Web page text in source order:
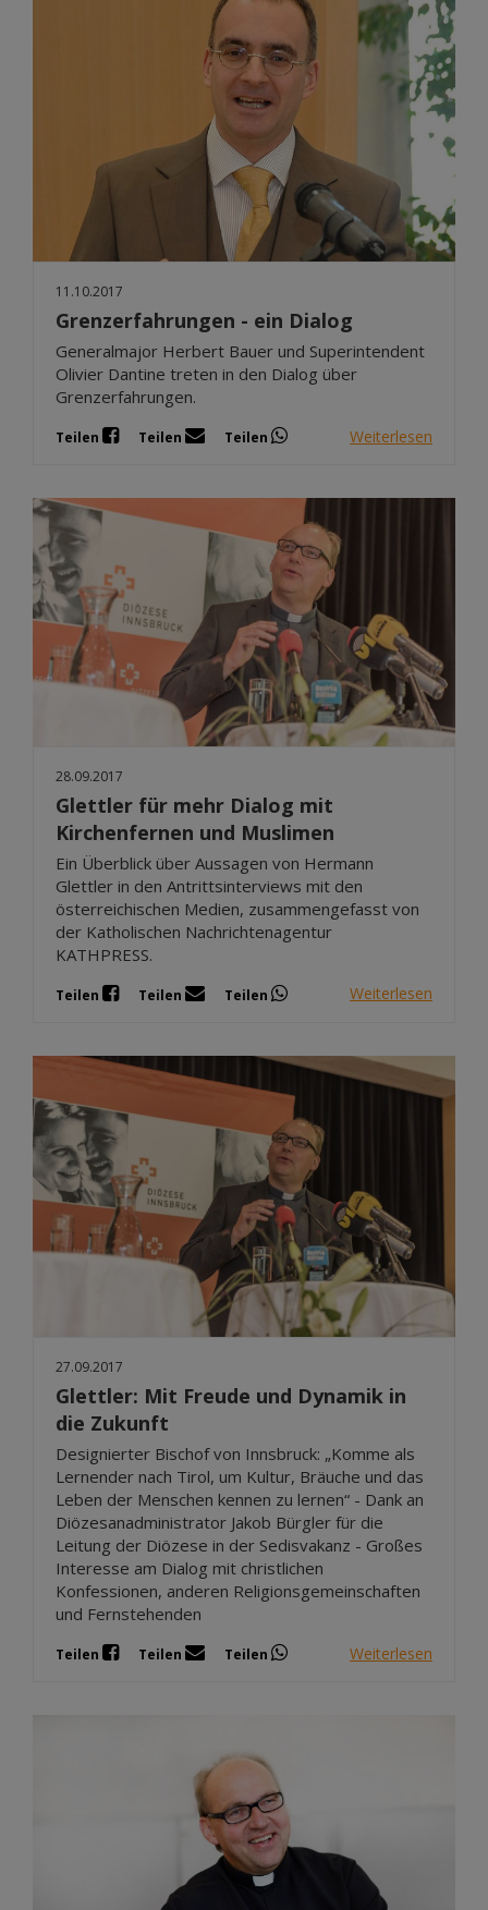
11.10.2017
Grenzerfahrungen - ein Dialog
Generalmajor Herbert Bauer und Superintendent
Olivier Dantine treten in den Dialog über
Grenzerfahrungen.
Teilen Teilen Teilen Weiterlesen
28.09.2017
Glettler für mehr Dialog mit
Kirchenfernen und Muslimen
Ein Überblick über Aussagen von Hermann
Glettler in den Antrittsinterviews mit den
österreichischen Medien, zusammengefasst von
der Katholischen Nachrichtenagentur
KATHPRESS.
Teilen Teilen Teilen Weiterlesen
27.09.2017
Glettler: Mit Freude und Dynamik in
die Zukunft
Designierter Bischof von Innsbruck: „Komme als
Lernender nach Tirol, um Kultur, Bräuche und das
Leben der Menschen kennen zu lernen“ - Dank an
Diözesanadministrator Jakob Bürgler für die
Leitung der Diözese in der Sedisvakanz - Großes
Interesse am Dialog mit christlichen
Konfessionen, anderen Religionsgemeinschaften
und Fernstehenden
Teilen Teilen Teilen Weiterlesen